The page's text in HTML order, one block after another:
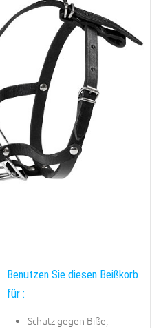
Benutzen Sie diesen Beißkorb
für :
Schutz gegen Biße,